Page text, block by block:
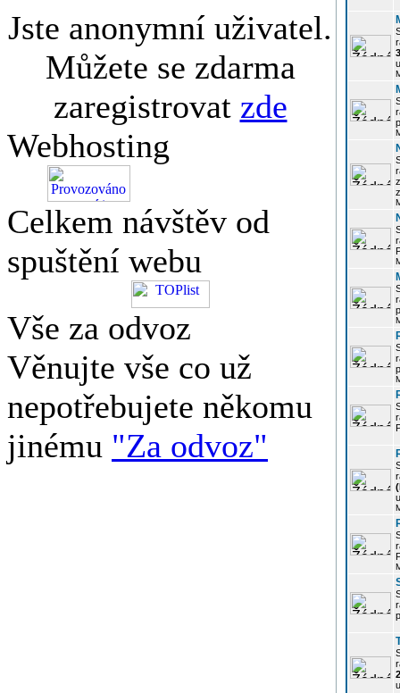
Jste anonymní uživatel.
Můžete se zdarma
zaregistrovat zde
Webhosting
Celkem návštěv od
spuštění webu
Vše za odvoz
Věnujte vše co už
nepotřebujete někomu
jinému "Za odvoz"